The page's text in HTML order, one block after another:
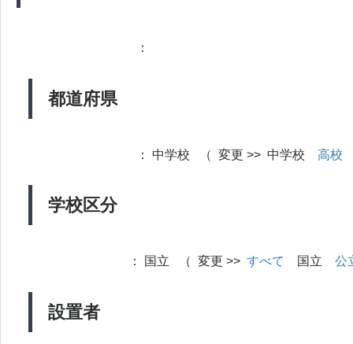
都道府県
：
学校区分
： 中学校 （ 変更 >> 中学校 高校
設置者
： 国立 （ 変更 >> すべて 国立 公